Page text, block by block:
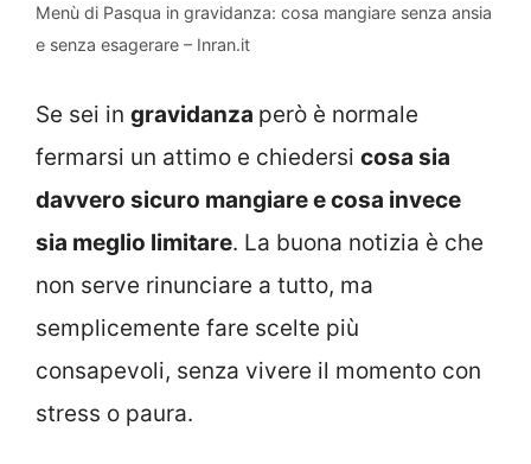
Menù di Pasqua in gravidanza: cosa mangiare senza ansia
e senza esagerare – Inran.it
Se sei in gravidanza però è normale
fermarsi un attimo e chiedersi cosa sia
davvero sicuro mangiare e cosa invece
sia meglio limitare. La buona notizia è che
non serve rinunciare a tutto, ma
semplicemente fare scelte più
consapevoli, senza vivere il momento con
stress o paura.